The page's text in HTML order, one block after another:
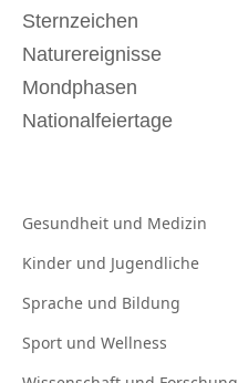
Sternzeichen
Naturereignisse
Mondphasen
Nationalfeiertage
Gesundheit und Medizin
Kinder und Jugendliche
Sprache und Bildung
Sport und Wellness